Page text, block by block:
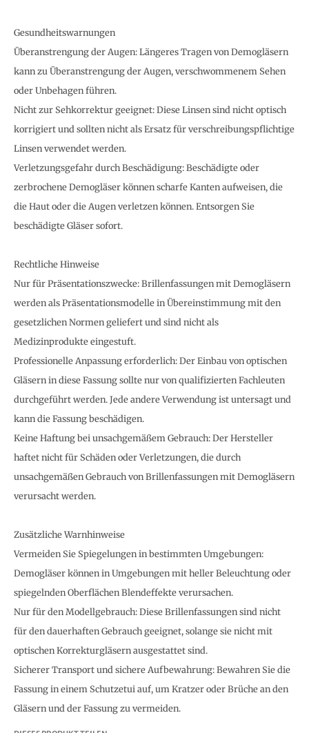
Gesundheitswarnungen
Überanstrengung der Augen: Längeres Tragen von Demogläsern
kann zu Überanstrengung der Augen, verschwommenem Sehen
oder Unbehagen führen.
Nicht zur Sehkorrektur geeignet: Diese Linsen sind nicht optisch
korrigiert und sollten nicht als Ersatz für verschreibungspflichtige
Linsen verwendet werden.
Verletzungsgefahr durch Beschädigung: Beschädigte oder
zerbrochene Demogläser können scharfe Kanten aufweisen, die
die Haut oder die Augen verletzen können. Entsorgen Sie
beschädigte Gläser sofort.
Rechtliche Hinweise
Nur für Präsentationszwecke: Brillenfassungen mit Demogläsern
werden als Präsentationsmodelle in Übereinstimmung mit den
gesetzlichen Normen geliefert und sind nicht als
Medizinprodukte eingestuft.
Professionelle Anpassung erforderlich: Der Einbau von optischen
Gläsern in diese Fassung sollte nur von qualifizierten Fachleuten
durchgeführt werden. Jede andere Verwendung ist untersagt und
kann die Fassung beschädigen.
Keine Haftung bei unsachgemäßem Gebrauch: Der Hersteller
haftet nicht für Schäden oder Verletzungen, die durch
unsachgemäßen Gebrauch von Brillenfassungen mit Demogläsern
verursacht werden.
Zusätzliche Warnhinweise
Vermeiden Sie Spiegelungen in bestimmten Umgebungen:
Demogläser können in Umgebungen mit heller Beleuchtung oder
spiegelnden Oberflächen Blendeffekte verursachen.
Nur für den Modellgebrauch: Diese Brillenfassungen sind nicht
für den dauerhaften Gebrauch geeignet, solange sie nicht mit
optischen Korrekturgläsern ausgestattet sind.
Sicherer Transport und sichere Aufbewahrung: Bewahren Sie die
Fassung in einem Schutzetui auf, um Kratzer oder Brüche an den
Gläsern und der Fassung zu vermeiden.